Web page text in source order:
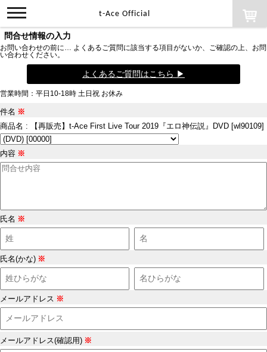
toggle
navigation
t-Ace Official
問合せ情報の入力
お問い合わせの前に… よくあるご質問に該当する項目がないか、ご確認の上、お問
い合わせください。
よくあるご質問はこちら ▶
営業時間：平日10-18時 土日祝 お休み
件名 ※
商品名 : 【再販売】t-Ace First Live Tour 2019『エロ神伝説』DVD [wl90109]
内容 ※
氏名 ※
氏名(かな) ※
メールアドレス ※
メールアドレス(確認用) ※